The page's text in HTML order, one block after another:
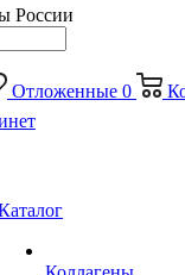
России
Отложенные 0